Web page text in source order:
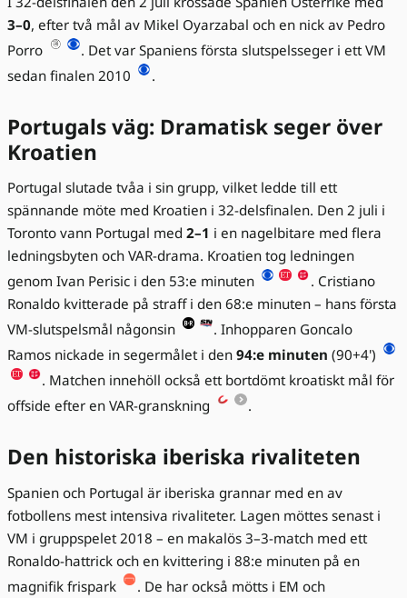
3–0, efter två mål av Mikel Oyarzabal och en nick av Pedro
Porro
. Det var Spaniens första slutspelsseger i ett VM
sedan finalen 2010
.
Portugals väg: Dramatisk seger över
Kroatien
Portugal slutade tvåa i sin grupp, vilket ledde till ett
spännande möte med Kroatien i 32-delsfinalen. Den 2 juli i
Toronto vann Portugal med 2–1 i en nagelbitare med flera
ledningsbyten och VAR-drama. Kroatien tog ledningen
genom Ivan Perisic i den 53:e minuten
. Cristiano
Ronaldo kvitterade på straff i den 68:e minuten – hans första
VM-slutspelsmål någonsin
. Inhopparen Goncalo
Ramos nickade in segermålet i den 94:e minuten (90+4')
. Matchen innehöll också ett bortdömt kroatiskt mål för
offside efter en VAR-granskning
.
Den historiska iberiska rivaliteten
Spanien och Portugal är iberiska grannar med en av
fotbollens mest intensiva rivaliteter. Lagen möttes senast i
VM i gruppspelet 2018 – en makalös 3–3-match med ett
Ronaldo-hattrick och en kvittering i 88:e minuten på en
magnifik frispark
. De har också mötts i EM och